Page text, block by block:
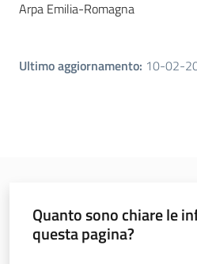
Arpa Emilia-Romagna
Ultimo aggiornamento: 10-02-
Quanto sono chiare le
questa pagina?